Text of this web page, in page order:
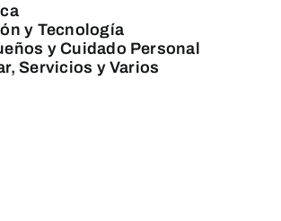
y Tecnología
y Cuidado Personal
Servicios y Varios